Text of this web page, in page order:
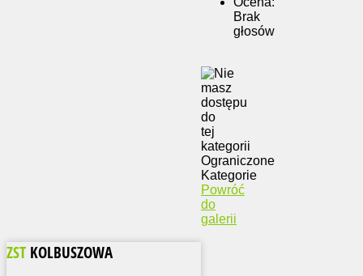
Brak
głosów
Ograniczone
Kategorie
Powróć
do
galerii
ZST KOLBUSZOWA